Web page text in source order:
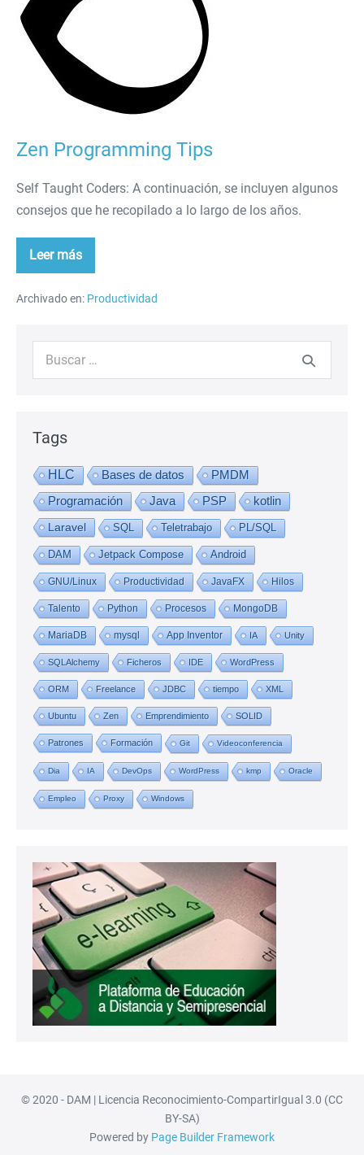
Zen Programming Tips
Self Taught Coders: A continuación, se incluyen algunos
consejos que he recopilado a lo largo de los años.
Leer más
Zen
Programming
Archivado en: Productividad
Buscar:
Tags
HLC Bases de datos
PMDM
Programación
Java PSP
kotlin
Laravel
SQL Teletrabajo PL/SQL
DAM Jetpack Compose Android
GNU/Linux Productividad JavaFX Hilos
Talento Python Procesos MongoDB
MariaDB mysql App Inventor IA Unity
SQLAlchemy Ficheros IDE WordPress
ORM Freelance JDBC tiempo XML
Ubuntu Zen Emprendimiento SOLID
Patrones Formación Git Videoconferencia
Dia IA DevOps WordPress kmp Oracle
Empleo Proxy Windows
© 2020 - DAM | Licencia Reconocimiento-CompartirIgual 3.0 (CC
BY-SA)
Powered by Page Builder Framework